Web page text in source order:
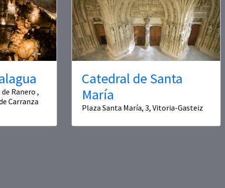
Ranero ,
Carranza
Catedral de Santa
María
Plaza Santa María, 3, Vitoria-Gasteiz